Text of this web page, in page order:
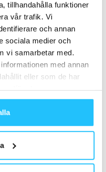
tillhandahålla funktioner
vår trafik. Vi
och annan
sociala medier och
vi samarbetar med.
med annan
eller som de har
Nästa artikel
Virgin Active –
i gruppformat